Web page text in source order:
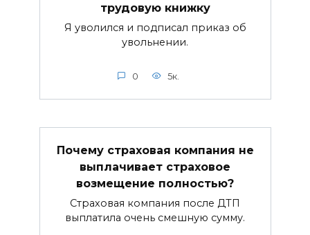
трудовую книжку
Я уволился и подписал приказ об
увольнении.
0 5к.
Почему страховая компания не
выплачивает страховое
возмещение полностью?
Страховая компания после ДТП
выплатила очень смешную сумму.